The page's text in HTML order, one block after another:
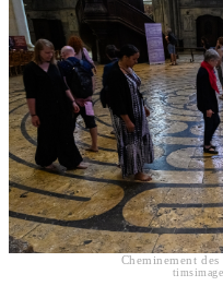
Cheminement